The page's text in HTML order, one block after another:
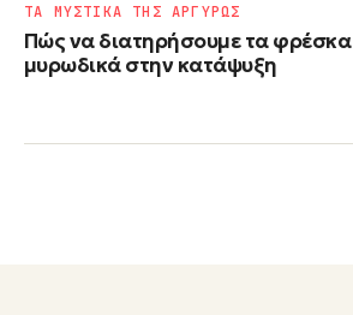
Πώς να διατηρήσουμε τα φρέσκα
μυρωδικά στην κατάψυξη
ΤΑ ΜΥΣΤΙΚΑ ΤΗΣ ΑΡΓΥΡΩΣ